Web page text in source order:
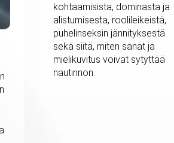
kohtaamisista, dominasta ja
alistumisesta, roolileikeistä,
puhelinseksin jännityksestä
sekä siitä, miten sanat ja
mielikuvitus voivat sytyttää
nautinnon.